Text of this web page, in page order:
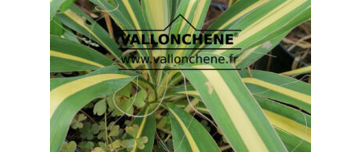
elegir
en
la
página
de
producto